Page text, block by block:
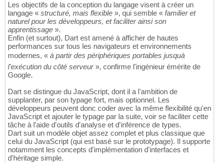
Les objectifs de la conception du langage visent à créer un
langage « structuré, mais flexible », qui semble « familier et
naturel pour les développeurs, et faciliter ainsi son
apprentissage ».
Enfin (et surtout), Dart est amené à afficher de hautes
performances sur tous les navigateurs et environnements
modernes, « à partir des périphériques portables jusquà
l'exécution du côté serveur», confirme l'ingénieur émérite de
Google.
Dart se distingue du JavaScript, dont il a l'ambition de
supplanter, par son typage fort, mais optionnel. Les
développeurs peuvent donc coder avec la même flexibilité qu'en
JavaScript et ajouter le typage par la suite, voir se faciliter cette
tâche à l'aide d'outils d'analyse et d'inférence de types.
Dart suit un modèle objet assez complet et plus classique que
celui du JavaScript (qui est basé sur le prototypage). Il supporte
notamment les concepts d'implémentation d'interfaces et
d'héritage simple.